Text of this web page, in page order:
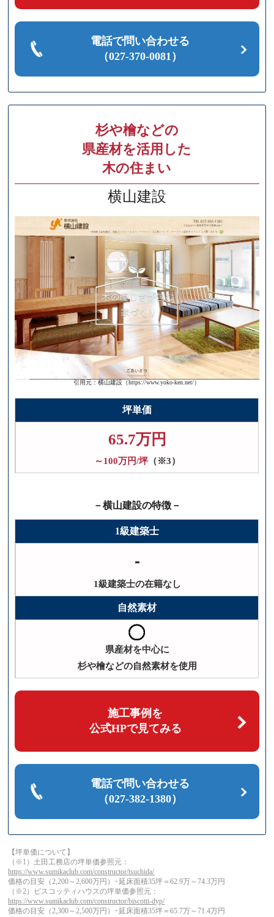
電話で問い合わせる
（027-370-0081）
杉や檜などの
県産材を活用した
木の住まい
横山建設
引用元：横山建設（https://www.yoko-ken.net/）
坪単価
65.7万円
～100万円/坪（※3）
－横山建設の特徴－
1級建築士
-
1級建築士の在籍なし
自然素材
県産材を中心に
杉や檜などの自然素材を使用
施工事例を
公式HPで見てみる
電話で問い合わせる
（027-382-1380）
【坪単価について】
（※1）土田工務店の坪単価参照元：
https://www.sumikaclub.com/constructor/tsuchida/
価格の目安（2,200～2,600万円）÷延床面積35坪＝62.9万～74.3万円
（※2）ビスコッティハウスの坪単価参照元：
https://www.sumikaclub.com/constructor/biscotti-dyp/
価格の目安（2,300～2,500万円）÷延床面積35坪＝65.7万～71.4万円